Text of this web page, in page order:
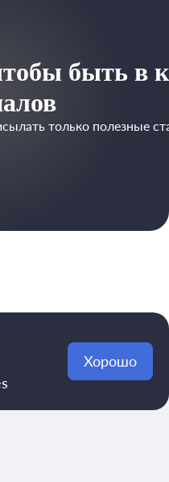
быть в
только полезные
Хорошо